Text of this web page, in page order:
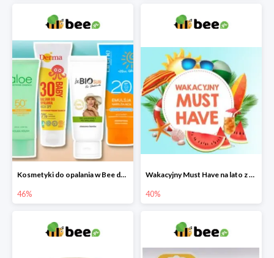
Kosmetyki do opalania w Bee do -46%
46%
Wakacyjny Must Have na lato z maluszkiem w Bee do -40%
40%